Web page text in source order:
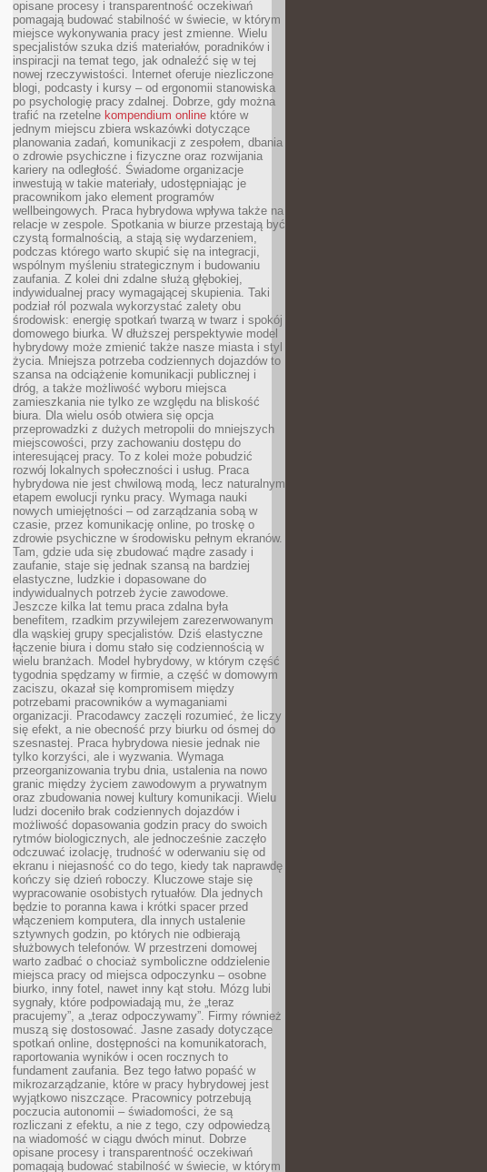
opisane procesy i transparentność oczekiwań
pomagają budować stabilność w świecie, w którym
miejsce wykonywania pracy jest zmienne. Wielu
specjalistów szuka dziś materiałów, poradników i
inspiracji na temat tego, jak odnaleźć się w tej
nowej rzeczywistości. Internet oferuje niezliczone
blogi, podcasty i kursy – od ergonomii stanowiska
po psychologię pracy zdalnej. Dobrze, gdy można
trafić na rzetelne kompendium online które w
jednym miejscu zbiera wskazówki dotyczące
planowania zadań, komunikacji z zespołem, dbania
o zdrowie psychiczne i fizyczne oraz rozwijania
kariery na odległość. Świadome organizacje
inwestują w takie materiały, udostępniając je
pracownikom jako element programów
wellbeingowych. Praca hybrydowa wpływa także na
relacje w zespole. Spotkania w biurze przestają być
czystą formalnością, a stają się wydarzeniem,
podczas którego warto skupić się na integracji,
wspólnym myśleniu strategicznym i budowaniu
zaufania. Z kolei dni zdalne służą głębokiej,
indywidualnej pracy wymagającej skupienia. Taki
podział ról pozwala wykorzystać zalety obu
środowisk: energię spotkań twarzą w twarz i spokój
domowego biurka. W dłuższej perspektywie model
hybrydowy może zmienić także nasze miasta i styl
życia. Mniejsza potrzeba codziennych dojazdów to
szansa na odciążenie komunikacji publicznej i
dróg, a także możliwość wyboru miejsca
zamieszkania nie tylko ze względu na bliskość
biura. Dla wielu osób otwiera się opcja
przeprowadzki z dużych metropolii do mniejszych
miejscowości, przy zachowaniu dostępu do
interesującej pracy. To z kolei może pobudzić
rozwój lokalnych społeczności i usług. Praca
hybrydowa nie jest chwilową modą, lecz naturalnym
etapem ewolucji rynku pracy. Wymaga nauki
nowych umiejętności – od zarządzania sobą w
czasie, przez komunikację online, po troskę o
zdrowie psychiczne w środowisku pełnym ekranów.
Tam, gdzie uda się zbudować mądre zasady i
zaufanie, staje się jednak szansą na bardziej
elastyczne, ludzkie i dopasowane do
indywidualnych potrzeb życie zawodowe.
Jeszcze kilka lat temu praca zdalna była
benefitem, rzadkim przywilejem zarezerwowanym
dla wąskiej grupy specjalistów. Dziś elastyczne
łączenie biura i domu stało się codziennością w
wielu branżach. Model hybrydowy, w którym część
tygodnia spędzamy w firmie, a część w domowym
zaciszu, okazał się kompromisem między
potrzebami pracowników a wymaganiami
organizacji. Pracodawcy zaczęli rozumieć, że liczy
się efekt, a nie obecność przy biurku od ósmej do
szesnastej. Praca hybrydowa niesie jednak nie
tylko korzyści, ale i wyzwania. Wymaga
przeorganizowania trybu dnia, ustalenia na nowo
granic między życiem zawodowym a prywatnym
oraz zbudowania nowej kultury komunikacji. Wielu
ludzi doceniło brak codziennych dojazdów i
możliwość dopasowania godzin pracy do swoich
rytmów biologicznych, ale jednocześnie zaczęło
odczuwać izolację, trudność w oderwaniu się od
ekranu i niejasność co do tego, kiedy tak naprawdę
kończy się dzień roboczy. Kluczowe staje się
wypracowanie osobistych rytuałów. Dla jednych
będzie to poranna kawa i krótki spacer przed
włączeniem komputera, dla innych ustalenie
sztywnych godzin, po których nie odbierają
służbowych telefonów. W przestrzeni domowej
warto zadbać o chociaż symboliczne oddzielenie
miejsca pracy od miejsca odpoczynku – osobne
biurko, inny fotel, nawet inny kąt stołu. Mózg lubi
sygnały, które podpowiadają mu, że „teraz
pracujemy”, a „teraz odpoczywamy”. Firmy również
muszą się dostosować. Jasne zasady dotyczące
spotkań online, dostępności na komunikatorach,
raportowania wyników i ocen rocznych to
fundament zaufania. Bez tego łatwo popaść w
mikrozarządzanie, które w pracy hybrydowej jest
wyjątkowo niszczące. Pracownicy potrzebują
poczucia autonomii – świadomości, że są
rozliczani z efektu, a nie z tego, czy odpowiedzą
na wiadomość w ciągu dwóch minut. Dobrze
opisane procesy i transparentność oczekiwań
pomagają budować stabilność w świecie, w którym